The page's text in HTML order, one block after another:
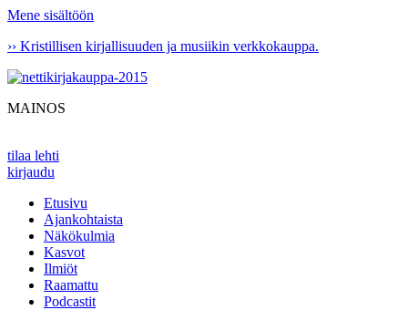
Mene sisältöön
›› Kristillisen kirjallisuuden ja musiikin verkkokauppa.
MAINOS
tilaa lehti
kirjaudu
Etusivu
Ajankohtaista
Näkökulmia
Kasvot
Ilmiöt
Raamattu
Podcastit